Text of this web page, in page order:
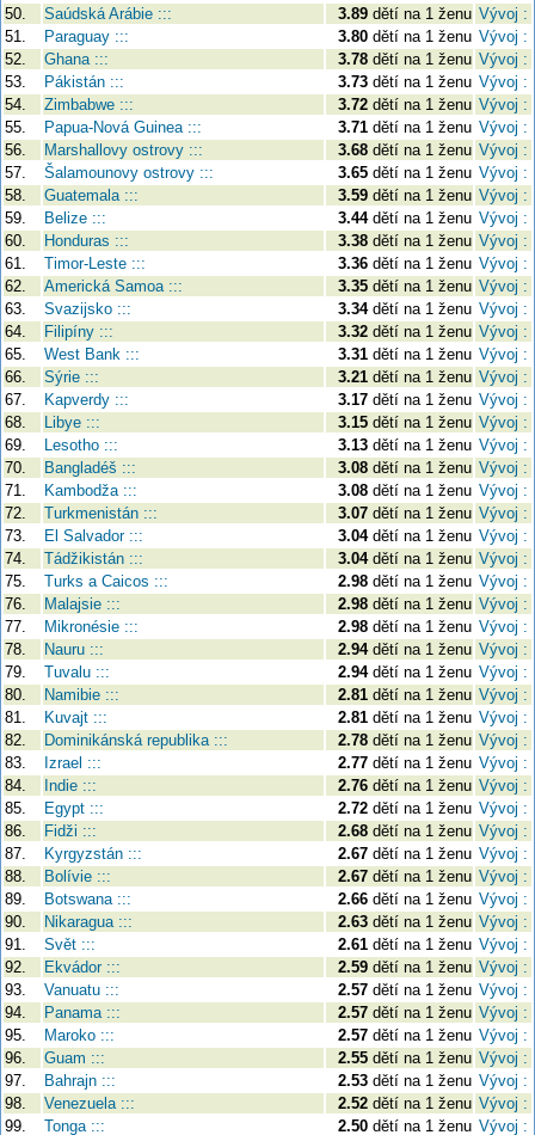
50.
Saúdská Arábie ::: 3.89 dětí na 1 ženu Vývoj :
51.
Paraguay ::: 3.80 dětí na 1 ženu Vývoj :
52.
Ghana ::: 3.78 dětí na 1 ženu Vývoj :
53.
Pákistán ::: 3.73 dětí na 1 ženu Vývoj :
54.
Zimbabwe ::: 3.72 dětí na 1 ženu Vývoj :
55.
Papua-Nová Guinea ::: 3.71 dětí na 1 ženu Vývoj :
56.
Marshallovy ostrovy ::: 3.68 dětí na 1 ženu Vývoj :
57.
Šalamounovy ostrovy ::: 3.65 dětí na 1 ženu Vývoj :
58.
Guatemala ::: 3.59 dětí na 1 ženu Vývoj :
59.
Belize ::: 3.44dětí na 1 ženu Vývoj :
60.
Honduras ::: 3.38 dětí na 1 ženu Vývoj :
61.
Timor-Leste ::: 3.36 dětí na 1 ženu Vývoj :
62.
Americká Samoa ::: 3.35 dětí na 1 ženu Vývoj :
63.
Svazijsko ::: 3.34dětí na 1 ženu Vývoj :
64.
Filipíny ::: 3.32 dětí na 1 ženu Vývoj :
65.
West Bank ::: 3.31 dětí na 1 ženu Vývoj :
66.
Sýrie ::: 3.21 dětí na 1 ženu Vývoj :
67.
Kapverdy ::: 3.17 dětí na 1 ženu Vývoj :
68.
Libye ::: 3.15 dětí na 1 ženu Vývoj :
69.
Lesotho ::: 3.13 dětí na 1 ženu Vývoj :
70.
Bangladéš ::: 3.08 dětí na 1 ženu Vývoj :
71.
Kambodža ::: 3.08 dětí na 1 ženu Vývoj :
72.
Turkmenistán ::: 3.07 dětí na 1 ženu Vývoj :
73.
El Salvador ::: 3.04dětí na 1 ženu Vývoj :
74.
Tádžikistán ::: 3.04dětí na 1 ženu Vývoj :
75.
Turks a Caicos ::: 2.98 dětí na 1 ženu Vývoj :
76.
Malajsie ::: 2.98 dětí na 1 ženu Vývoj :
77.
Mikronésie ::: 2.98 dětí na 1 ženu Vývoj :
78.
Nauru ::: 2.94dětí na 1 ženu Vývoj :
79.
Tuvalu ::: 2.94dětí na 1 ženu Vývoj :
80.
Namibie ::: 2.81 dětí na 1 ženu Vývoj :
81.
Kuvajt ::: 2.81 dětí na 1 ženu Vývoj :
82.
Dominikánská republika ::: 2.78 dětí na 1 ženu Vývoj :
83.
Izrael ::: 2.77 dětí na 1 ženu Vývoj :
84.
Indie ::: 2.76 dětí na 1 ženu Vývoj :
85.
Egypt ::: 2.72 dětí na 1 ženu Vývoj :
86.
Fidži ::: 2.68 dětí na 1 ženu Vývoj :
87.
Kyrgyzstán ::: 2.67 dětí na 1 ženu Vývoj :
88.
Bolívie ::: 2.67 dětí na 1 ženu Vývoj :
89.
Botswana ::: 2.66 dětí na 1 ženu Vývoj :
90.
Nikaragua ::: 2.63 dětí na 1 ženu Vývoj :
91.
Svět ::: 2.61 dětí na 1 ženu Vývoj :
92.
Ekvádor ::: 2.59 dětí na 1 ženu Vývoj :
93.
Vanuatu ::: 2.57 dětí na 1 ženu Vývoj :
94.
Panama ::: 2.57 dětí na 1 ženu Vývoj :
95.
Maroko ::: 2.57 dětí na 1 ženu Vývoj :
96.
Guam ::: 2.55 dětí na 1 ženu Vývoj :
97.
Bahrajn ::: 2.53 dětí na 1 ženu Vývoj :
98.
Venezuela ::: 2.52 dětí na 1 ženu Vývoj :
99.
Tonga ::: 2.50 dětí na 1 ženu Vývoj :